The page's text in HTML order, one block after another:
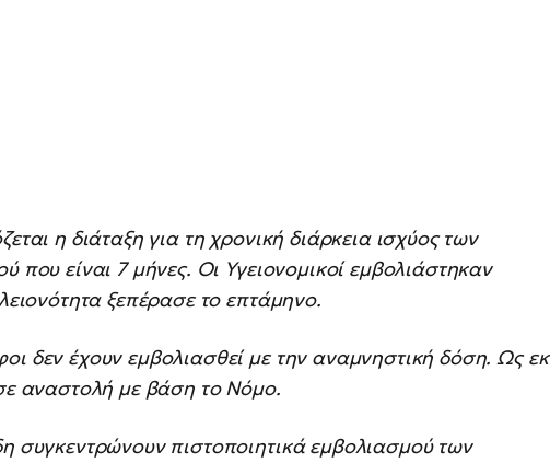
η διάταξη για τη χρονική διάρκεια ισχύος των
που είναι 7 μήνες. Οι Υγειονομικοί εμβολιάστηκαν
ξεπέρασε το επτάμηνο.
δεν έχουν εμβολιασθεί με την αναμνηστική δόση. Ως εκ
αναστολή με βάση το Νόμο.
συγκεντρώνουν πιστοποιητικά εμβολιασμού των